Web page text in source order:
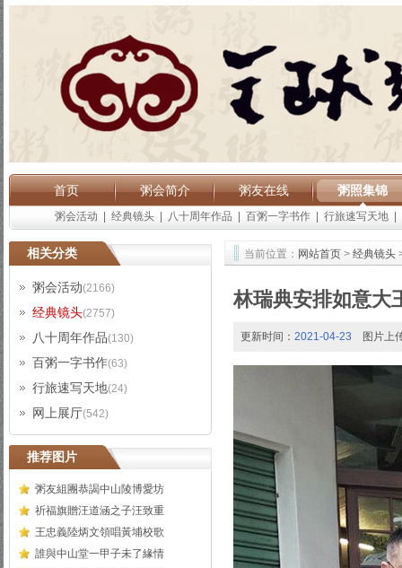
首页 粥会简介 粥友在线 粥照集锦
粥会活动 经典镜头 八十周年作品 百粥一字书作 行旅速写天地
相关分类
粥会活动(2166)
经典镜头(2757)
八十周年作品(130)
百粥一字书作(63)
行旅速写天地(24)
网上展厅(542)
推荐图片
粥友組團恭謁中山陵博愛坊
祈福旗贈汪道涵之子汪致重
王忠義陸炳文領唱黃埔校歌
誰與中山堂一甲子未了緣情
当前位置： 网站首页 > 经典镜头
林瑞典安排如意大
更新时间： 2021-04-23 图片上